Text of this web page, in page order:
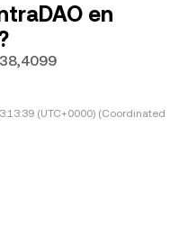
en
(UTC+0000) (Coordinated